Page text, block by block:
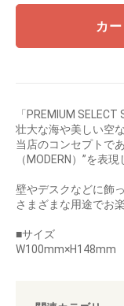
カ
「PREMIUM
壮大な海や美しい空
当店のコンセプトで
（MODERN）”を表現
壁やデスクなどに飾
さまざまな用途でお
■サイズ
W100mm×H148mm